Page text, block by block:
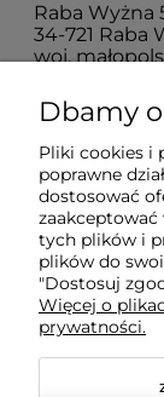
Raba Wyżna
34-721 Raba
woj.
Pro
Farby |
Ochrona
Dbamy
Pliki cookies i
poprawne
dostosować
zaakceptować
tych plików i
plików do
"Dostosuj
Więcej o
prywatności.